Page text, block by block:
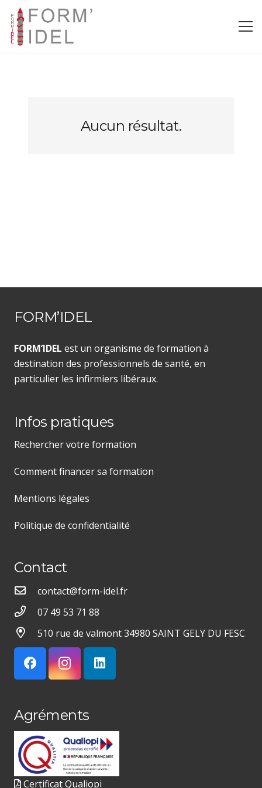
Aucun résultat.
FORM’IDEL
FORM’IDEL est un organisme de formation à
destination des professionnels de santé, en
particulier les infirmiers libéraux.
Infos pratiques
Rechercher votre formation
Comment financer sa formation
Mentions légales
Politique de confidentialité
Contact
contact@form-idel.fr
07 49 53 71 88
510 rue de valmont 34980 SAINT GELY DU FESC
Agréments
Certificat Qualiopi